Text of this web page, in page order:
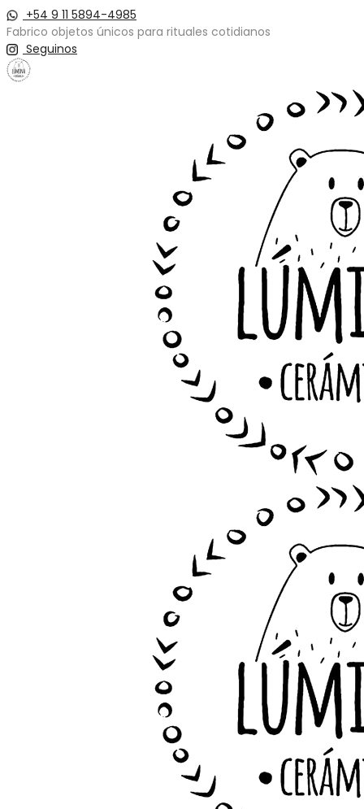
+54 9 11 5894-4985
Fabrico objetos únicos para rituales cotidianos
Seguinos